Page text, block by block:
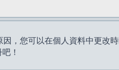
，您可以在個人資料中更改
！